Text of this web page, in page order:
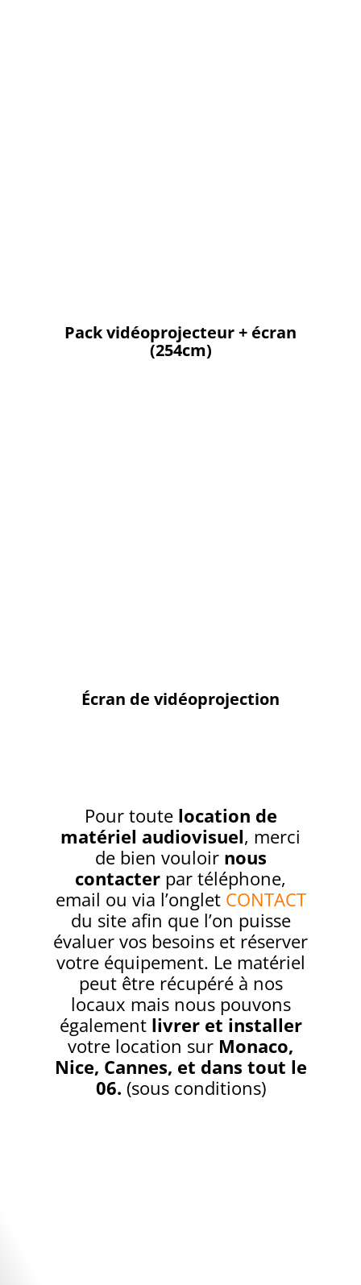
Pack vidéoprojecteur + écran
(254cm)
Écran de vidéoprojection
Pour toutelocation de
matériel audiovisuel, merci
de bien vouloir nous
contacter par téléphone,
email ou via l’onglet CONTACT
du site afin que l’on puisse
évaluer vos besoins et réserver
votre équipement. Le matériel
peut être récupéré à nos
locaux mais nous pouvons
également livrer et installer
votre location sur Monaco,
Nice, Cannes, et dans tout le
06. (sous conditions)